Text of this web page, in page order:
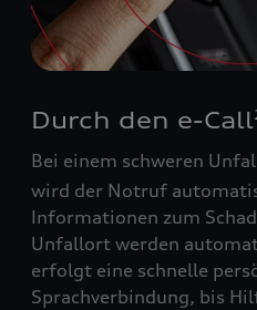
Durch den e-Call
Bei einem schweren
wird der Notruf
Informationen zum
Unfallort werden
erfolgt eine schnelle
Sprachverbindung, bis